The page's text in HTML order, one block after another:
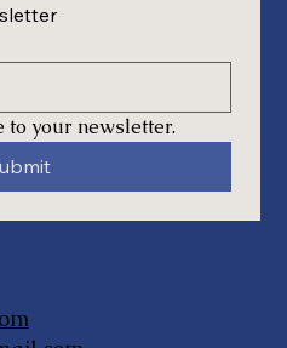
to your newsletter.